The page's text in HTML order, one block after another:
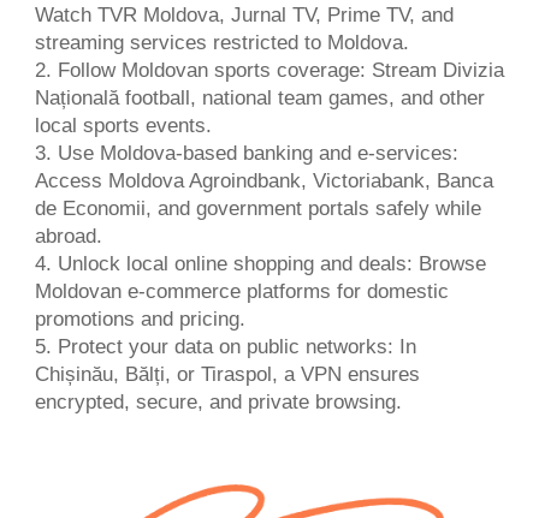
Watch TVR Moldova, Jurnal TV, Prime TV, and
streaming services restricted to Moldova.
2. Follow Moldovan sports coverage: Stream Divizia
Națională football, national team games, and other
local sports events.
3. Use Moldova-based banking and e-services:
Access Moldova Agroindbank, Victoriabank, Banca
de Economii, and government portals safely while
abroad.
4. Unlock local online shopping and deals: Browse
Moldovan e-commerce platforms for domestic
promotions and pricing.
5. Protect your data on public networks: In
Chișinău, Bălți, or Tiraspol, a VPN ensures
encrypted, secure, and private browsing.